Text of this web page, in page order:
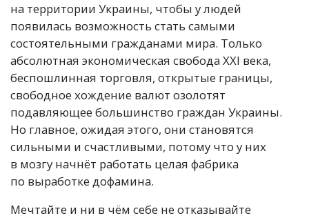
на территории Украины, чтобы у людей
появилась возможность стать самыми
состоятельными гражданами мира. Только
абсолютная экономическая свобода XXI века,
беспошлинная торговля, открытые границы,
свободное хождение валют озолотят
подавляющее большинство граждан Украины.
Но главное, ожидая этого, они становятся
сильными и счастливыми, потому что у них
в мозгу начнёт работать целая фабрика
по выработке дофамина.
Мечтайте и ни в чём себе не отказывайте